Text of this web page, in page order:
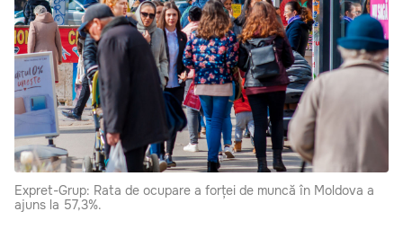
Expret-Grup: Rata de ocupare a forței de muncă în Moldova a
ajuns la 57,3%.